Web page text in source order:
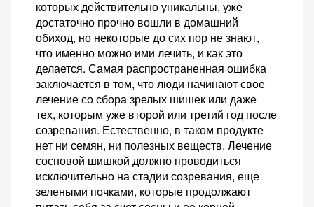
которых действительно уникальны, уже
достаточно прочно вошли в домашний
обиход, но некоторые до сих пор не знают,
что именно можно ими лечить, и как это
делается. Самая распространенная ошибка
заключается в том, что люди начинают свое
лечение со сбора зрелых шишек или даже
тех, которым уже второй или третий год после
созревания. Естественно, в таком продукте
нет ни семян, ни полезных веществ. Лечение
сосновой шишкой должно проводиться
исключительно на стадии созревания, еще
зелеными почками, которые продолжают